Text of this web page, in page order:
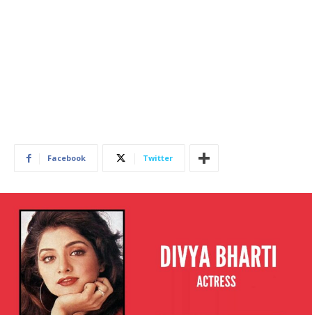
Facebook Twitter